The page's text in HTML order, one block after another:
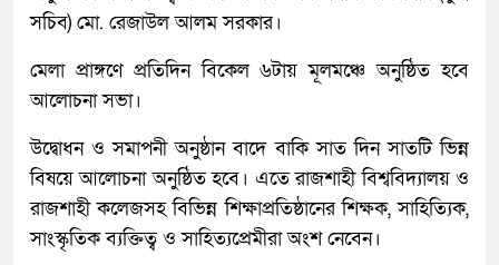
সচিব) মো. রেজাউল আলম সরকার।
মেলা প্রাঙ্গণে প্রতিদিন বিকেল ৬টায় মূলমঞ্চে অনুষ্ঠিত হবে
আলোচনা সভা।
উদ্বোধন ও সমাপনী অনুষ্ঠান বাদে বাকি সাত দিন সাতটি ভিন্ন
বিষয়ে আলোচনা অনুষ্ঠিত হবে। এতে রাজশাহী বিশ্ববিদ্যালয় ও
রাজশাহী কলেজসহ বিভিন্ন শিক্ষাপ্রতিষ্ঠানের শিক্ষক, সাহিত্যিক,
সাংস্কৃতিক ব্যক্তিত্ব ও সাহিত্যপ্রেমীরা অংশ নেবেন।